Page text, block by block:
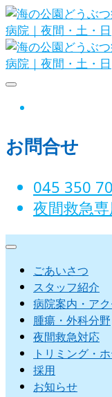
Skip
to
content
海の公
浜市金沢
お問合せ
045 350
夜間救急
ごあいさつ
スタッフ紹介
病院案内・ア
腫瘍・外科分野
夜間救急対応
トリミング・
採用
お知らせ